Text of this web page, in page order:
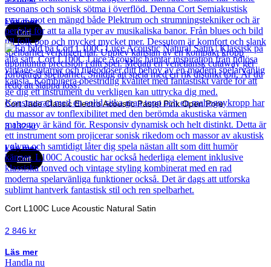
Läs mer
Cort
Cort Jade Classic Electro Acoustic Pastel Pink Open Pore
3 132kr
Läs mer
Cort
Cort L100C Luce Acoustic Natural Satin
2 846 kr
Läs mer
Handla nu